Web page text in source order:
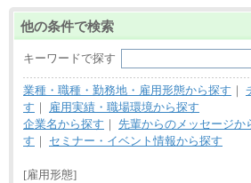
他の条件で検索
キーワードで探す
業種・職種・勤務地・雇用形態から探す ｜
す ｜
雇用実績・職場環境から探す
企業名から探す ｜ 先輩からのメッセージか
す ｜ セミナー・イベント情報から探す
[雇用形態]